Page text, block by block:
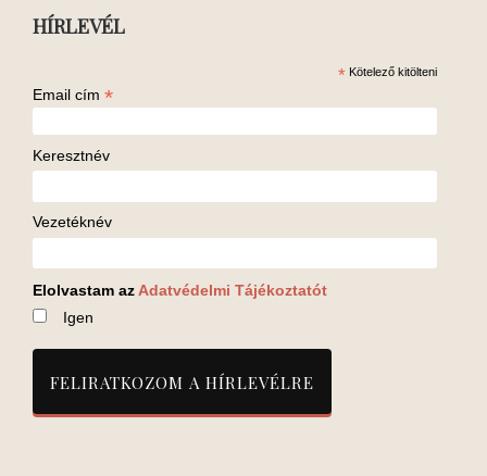
HÍRLEVÉL
* Kötelező kitölteni
Email cím *
Keresztnév
Vezetéknév
Elolvastam az Adatvédelmi Tájékoztatót
Igen